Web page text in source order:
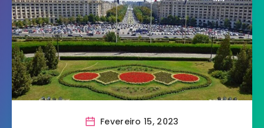
Fevereiro 15, 2023